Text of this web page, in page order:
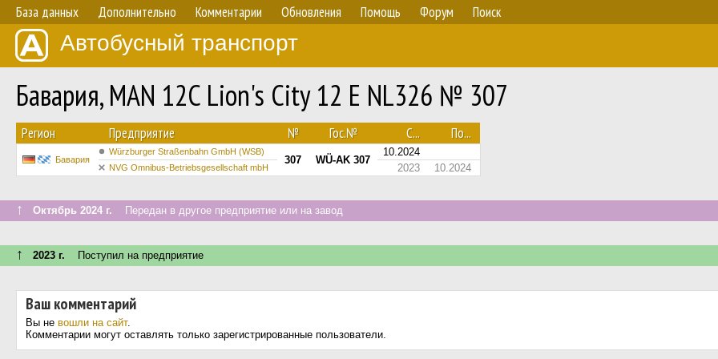
База данных Дополнительно Комментарии Обновления Помощь Форум Поиск
Автобусный транспорт
Бавария, MAN 12C Lion's City 12 E NL326 № 307
Регион Предприятие № Гос.№ С... По...
Бавария
Würzburger Straßenbahn GmbH (WSB)
307 WÜ-AK 307
10.2024
NVG Omnibus-Betriebsgesellschaft mbH 2023 10.2024
↑ Октябрь 2024 г. Передан в другое предприятие или на завод
↑ 2023 г. Поступил на предприятие
Ваш комментарий
Вы не вошли на сайт.
Комментарии могут оставлять только зарегистрированные пользователи.